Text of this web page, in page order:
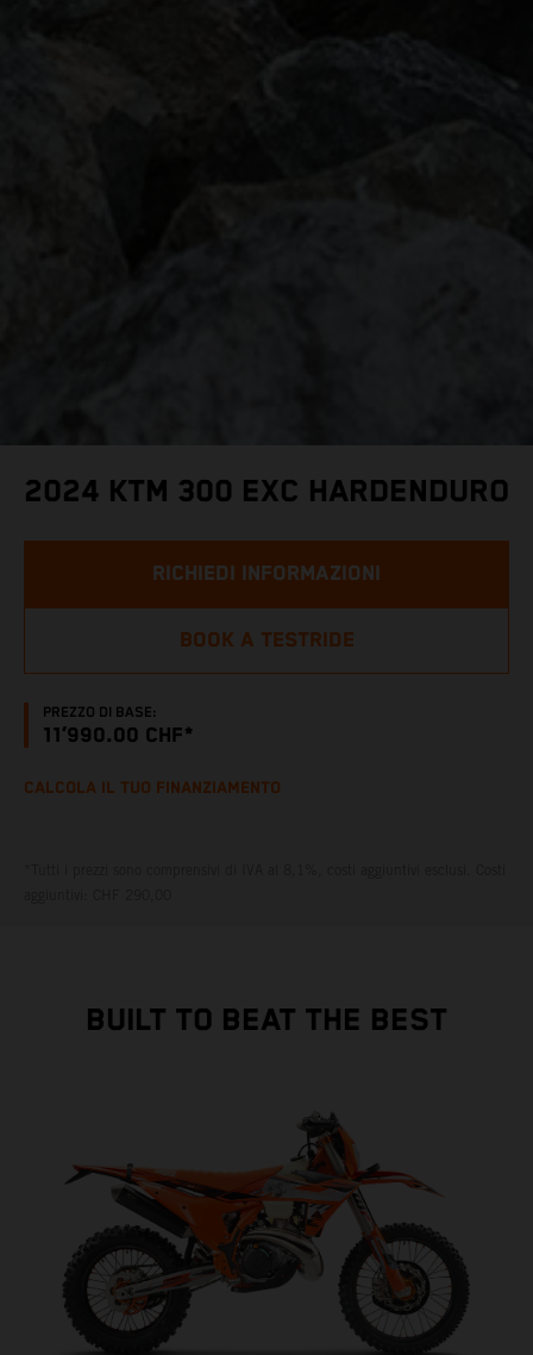
2024 KTM 300 EXC HARDENDURO
PREZZO DI BASE:
11’990.00 CHF*
RICHIEDI INFORMAZIONI
BOOK A TESTRIDE
CALCOLA IL TUO FINANZIAMENTO
BUILT TO BEAT THE BEST